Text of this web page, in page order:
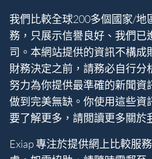
我們比較全球200多個國家/地
務，只展示信譽良好、我們已
司。本網站提供的資訊不構成
財務決定之前，請務必自行分
努力為你提供最準確的新聞資
做到完美無缺。你使用這些資
要了解更多，請閲讀更多關於
Exiap 專注於提供網上比較服